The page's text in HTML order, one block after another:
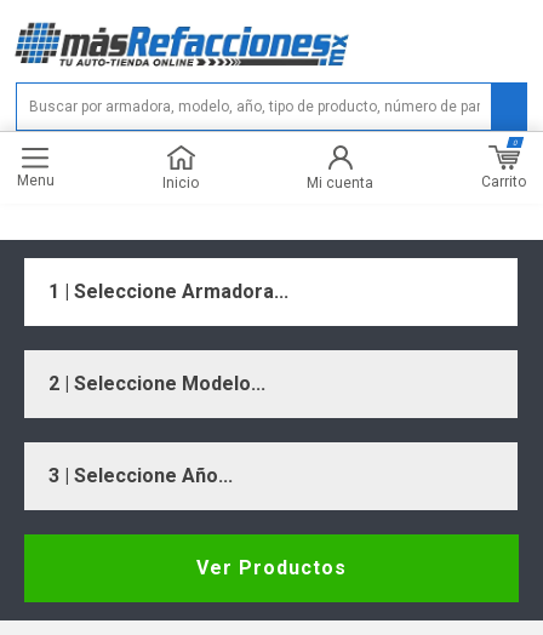
Menu Inicio Mi cuenta Carrito
0
1 | Seleccione Armadora...
2 | Seleccione Modelo...
3 | Seleccione Año...
Ver Productos